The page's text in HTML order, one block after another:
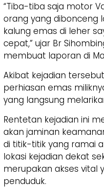
“Tiba-tiba saja motor
orang yang dibonceng
kalung emas di leher
cepat,” ujar Br
membuat laporan di
Akibat kejadian
perhiasan emas
yang langsung
Rentetan kejadian ini
akan jaminan
di titik-titik yang ramai
lokasi kejadian dekat
merupakan akses vital
penduduk.